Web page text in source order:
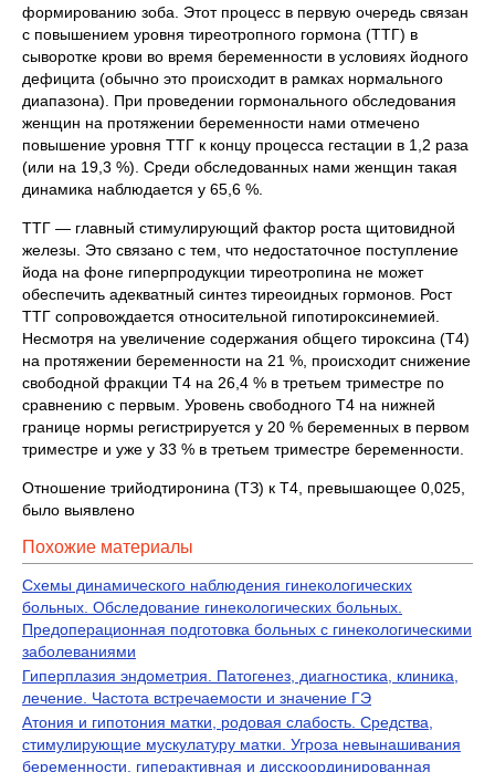
формированию зоба. Этот процесс в первую очередь связан
с повышением уровня тиреотропного гормона (ТТГ) в
сыворотке крови во время беременности в условиях йодного
дефицита (обычно это происходит в рамках нормального
диапазона). При проведении гормонального обследования
женщин на протяжении беременности нами отмечено
повышение уровня ТТГ к концу процесса гестации в 1,2 раза
(или на 19,3 %). Среди обследованных нами женщин такая
динамика наблюдается у 65,6 %.
ТТГ — главный стимулирующий фактор роста щитовидной
железы. Это связано с тем, что недостаточное поступление
йода на фоне гиперпродукции тиреотропина не может
обеспечить адекватный синтез тиреоидных гормонов. Рост
ТТГ сопровождается относительной гипотироксинемией.
Несмотря на увеличение содержания общего тироксина (Т4)
на протяжении беременности на 21 %, происходит снижение
свободной фракции Т4 на 26,4 % в третьем триместре по
сравнению с первым. Уровень свободного Т4 на нижней
границе нормы регистрируется у 20 % беременных в первом
триместре и уже у 33 % в третьем триместре беременности.
Отношение трийодтиронина (ТЗ) к Т4, превышающее 0,025,
было выявлено
Похожие материалы
Схемы динамического наблюдения гинекологических
больных. Обследование гинекологических больных.
Предоперационная подготовка больных с гинекологическими
заболеваниями
Гиперплазия эндометрия. Патогенез, диагностика, клиника,
лечение. Частота встречаемости и значение ГЭ
Атония и гипотония матки, родовая слабость. Средства,
стимулирующие мускулатуру матки. Угроза невынашивания
беременности, гиперактивная и дисскоординированная